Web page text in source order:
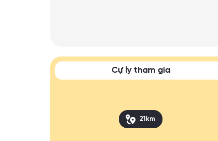
Cự ly tham gia
21km